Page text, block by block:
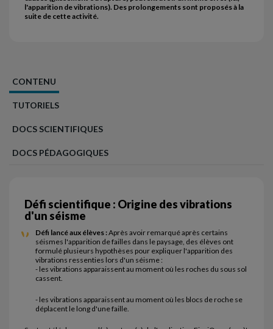
l'apparition de vibrations). Des prolongements sont proposés à la
suite de cette activité.
CONTENU
TUTORIELS
DOCS SCIENTIFIQUES
DOCS PÉDAGOGIQUES
Défi scientifique : Origine des vibrations
d'un séisme
Défi lancé aux élèves :Après avoir remarqué après certains
séismes l'apparition de failles dans le paysage, des élèves ont
formulé plusieurs hypothèses pour expliquer l'apparition des
vibrations ressenties lors d'un séisme :
- les vibrations apparaissent au moment où les roches du sous sol
cassent.
- les vibrations apparaissent au moment où les blocs de roche se
déplacent le long d'une faille.